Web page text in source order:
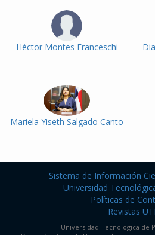
Héctor Montes Franceschi
Mariela Yiseth Salgado Canto
Sistema de Información
Universidad
Políticas de
Revistas
Universidad Tecnológica de